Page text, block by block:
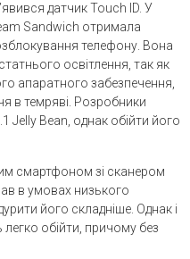
датчик Touch ID. У
Sandwich отримала
телефону. Вона
освітлення, так як
апаратного забезпечення,
в темряві. Розробники
Jelly Bean, однак обійти його
смартфоном зі сканером
в умовах низького
його складніше. Однак і
обійти, причому без